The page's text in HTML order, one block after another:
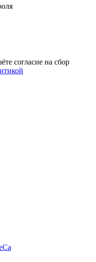
cогласие на сбор